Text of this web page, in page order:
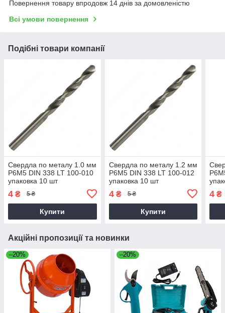
Повернення товару впродовж 14 днів за домовленістю
Всі умови повернення
Подібні товари компанії
Свердла по металу 1.0 мм
P6M5 DIN 338 LT 100-010
упаковка 10 шт
4 ₴ 5 ₴
Купити
Свердла по металу 1.2 мм
P6M5 DIN 338 LT 100-012
упаковка 10 шт
4₴ 5 ₴
Купити
4 ₴
Акційні пропозиції та новинки
–20% –20%